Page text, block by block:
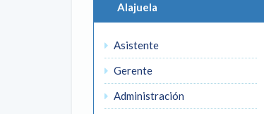
Alajuela
Asistente
Gerente
Administración